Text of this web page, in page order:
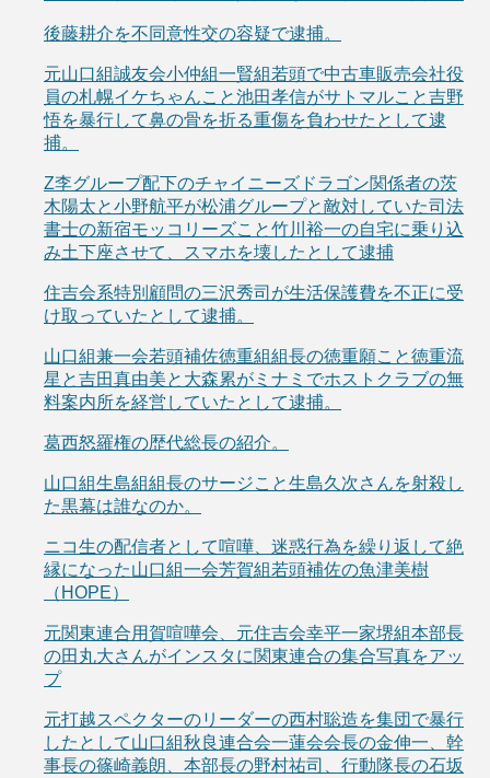
後藤耕介を不同意性交の容疑で逮捕。
元山口組誠友会小仲組一賢組若頭で中古車販売会社役
員の札幌イケちゃんこと池田孝信がサトマルこと吉野
悟を暴行して鼻の骨を折る重傷を負わせたとして逮
捕。
Z李グループ配下のチャイニーズドラゴン関係者の茨
木陽太と小野航平が松浦グループと敵対していた司法
書士の新宿モッコリーズこと竹川裕一の自宅に乗り込
み土下座させて、スマホを壊したとして逮捕
住吉会系特別顧問の三沢秀司が生活保護費を不正に受
け取っていたとして逮捕。
山口組兼一会若頭補佐徳重組組長の徳重願こと徳重流
星と吉田真由美と大森累がミナミでホストクラブの無
料案内所を経営していたとして逮捕。
葛西怒羅権の歴代総長の紹介。
山口組生島組組長のサージこと生島久次さんを射殺し
た黒幕は誰なのか。
ニコ生の配信者として喧嘩、迷惑行為を繰り返して絶
縁になった山口組一会芳賀組若頭補佐の魚津美樹
（HOPE）
元関東連合用賀喧嘩会、元住吉会幸平一家堺組本部長
の田丸大さんがインスタに関東連合の集合写真をアッ
プ
元打越スペクターのリーダーの西村聡造を集団で暴行
したとして山口組秋良連合会一蓮会会長の金伸一、幹
事長の篠崎義朗、本部長の野村祐司、行動隊長の石坂